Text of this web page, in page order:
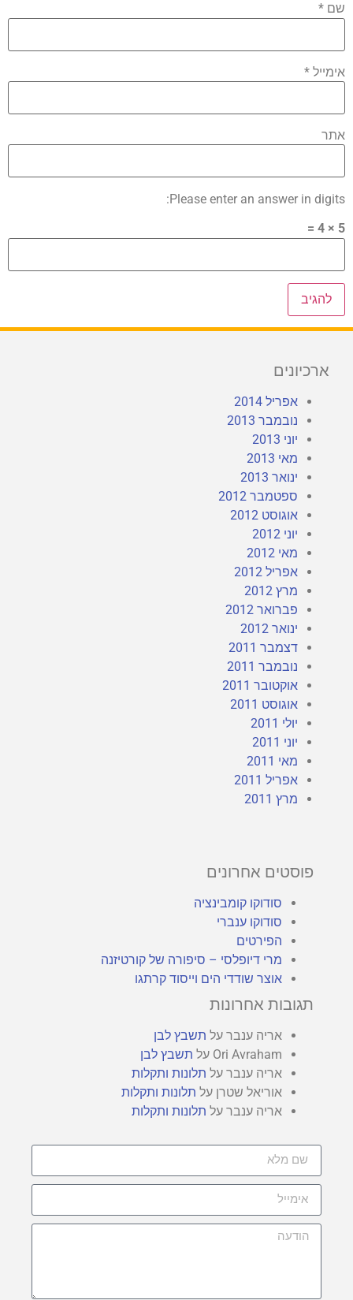
שם *
אימייל *
אתר
Please enter an answer in digits:
5 × 4 =
ארכיונים
אפריל 2014
נובמבר 2013
יוני 2013
מאי 2013
ינואר 2013
ספטמבר 2012
אוגוסט 2012
יוני 2012
מאי 2012
אפריל 2012
מרץ 2012
פברואר 2012
ינואר 2012
דצמבר 2011
נובמבר 2011
אוקטובר 2011
אוגוסט 2011
יולי 2011
יוני 2011
מאי 2011
אפריל 2011
מרץ 2011
פוסטים אחרונים
סודוקו קומבינציה
סודוקו ענברי
הפירטים
מרי דיופלסי – סיפורה של קורטיזנה
אוצר שודדי הים וייסוד קרתגו
תגובות אחרונות
אריה ענבר על תשבץ לבן
Ori Avraham על תשבץ לבן
אריה ענבר על תלונות ותקלות
אוריאל שטרן על תלונות ותקלות
אריה ענבר על תלונות ותקלות